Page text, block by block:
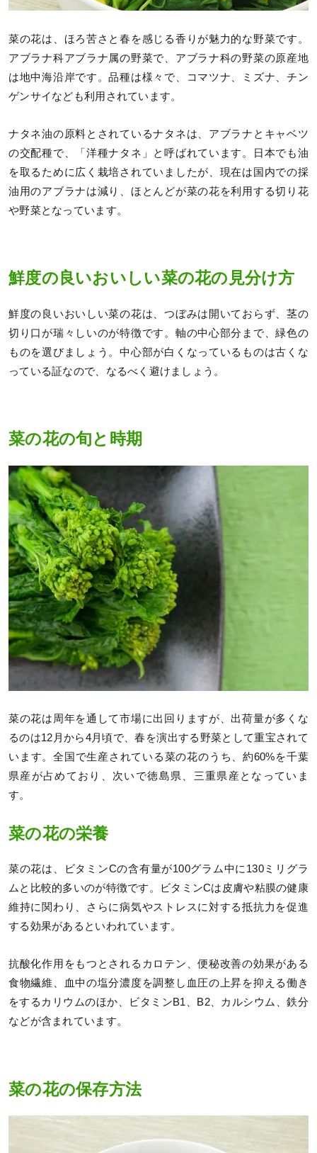
菜の花は、ほろ苦さと春を感じる香りが魅力的な野菜です。
アブラナ科アブラナ属の野菜で、アブラナ科の野菜の原産地
は地中海沿岸です。品種は様々で、コマツナ、ミズナ、チン
ゲンサイなども利用されています。
ナタネ油の原料とされているナタネは、アブラナとキャベツ
の交配種で、「洋種ナタネ」と呼ばれています。日本でも油
を取るために広く栽培されていましたが、現在は国内での採
油用のアブラナは減り、ほとんどが菜の花を利用する切り花
や野菜となっています。
鮮度の良いおいしい菜の花の見分け方
鮮度の良いおいしい菜の花は、つぼみは開いておらず、茎の
切り口が瑞々しいのが特徴です。軸の中心部分まで、緑色の
ものを選びましょう。中心部が白くなっているものは古くな
っている証なので、なるべく避けましょう。
菜の花の旬と時期
菜の花は周年を通して市場に出回りますが、出荷量が多くな
るのは12月から4月頃で、春を演出する野菜として重宝されて
います。全国で生産されている菜の花のうち、約60%を千葉
県産が占めており、次いで徳島県、三重県産となっていま
す。
菜の花の栄養
菜の花は、ビタミンCの含有量が100グラム中に130ミリグラ
ムと比較的多いのが特徴です。ビタミンCは皮膚や粘膜の健康
維持に関わり、さらに病気やストレスに対する抵抗力を促進
する効果があるといわれています。
抗酸化作用をもつとされるカロテン、便秘改善の効果がある
食物繊維、血中の塩分濃度を調整し血圧の上昇を抑える働き
をするカリウムのほか、ビタミンB1、B2、カルシウム、鉄分
などが含まれています。
菜の花の保存方法